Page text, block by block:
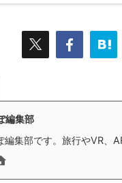
編集部
編集部です。旅行やVR、